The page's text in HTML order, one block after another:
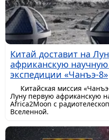
Китай доставит на
африканскую
экспедиции «Чанъэ-8»
Китайская миссия
Луну первую африканскую
Africa2Moon с
Вселенной.